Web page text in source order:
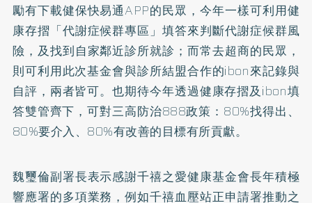
勵有下載健保快易通APP的民眾，今年一樣可利用健
康存摺「代謝症候群專區」填答來判斷代謝症候群風
險，及找到自家鄰近診所就診；而常去超商的民眾，
則可利用此次基金會與診所結盟合作的ibon來記錄與
自評，兩者皆可。也期待今年透過健康存摺及ibon填
答雙管齊下，可對三高防治888政策：80%找得出、
80%要介入、80%有改善的目標有所貢獻。
魏璽倫副署長表示感謝千禧之愛健康基金會長年積極
響應署的多項業務，例如千禧血壓站正申請署推動之